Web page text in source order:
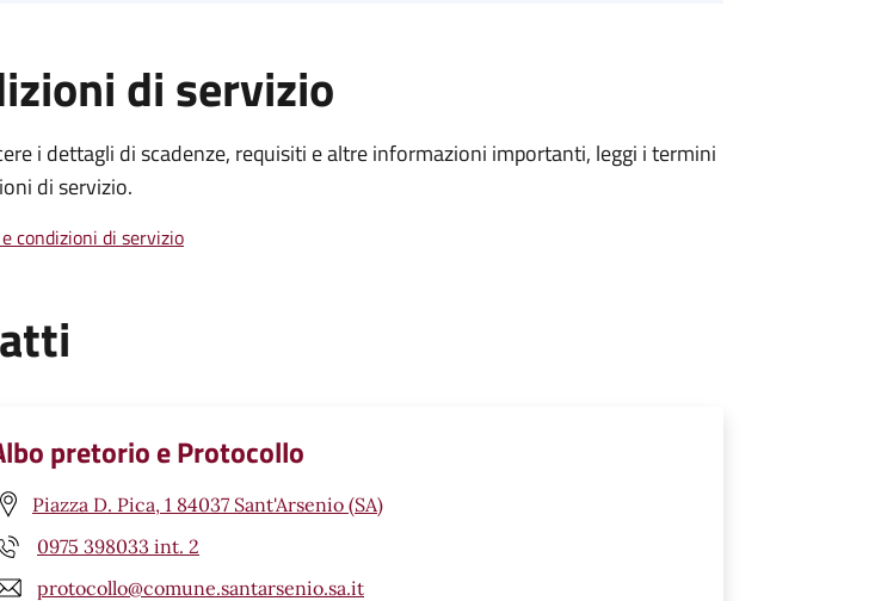
di servizio
i dettagli di scadenze, requisiti e altre informazioni importanti, leggi i termini
di servizio.
condizioni di servizio
pretorio e Protocollo
Piazza D. Pica, 1 84037 Sant'Arsenio (SA)
0975 398033 int. 2
protocollo@comune.santarsenio.sa.it